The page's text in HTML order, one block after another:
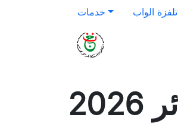
خدمات تلفزة الواب
كرة السلة: تقديم موعد نهائي كأس الجزائر 2026